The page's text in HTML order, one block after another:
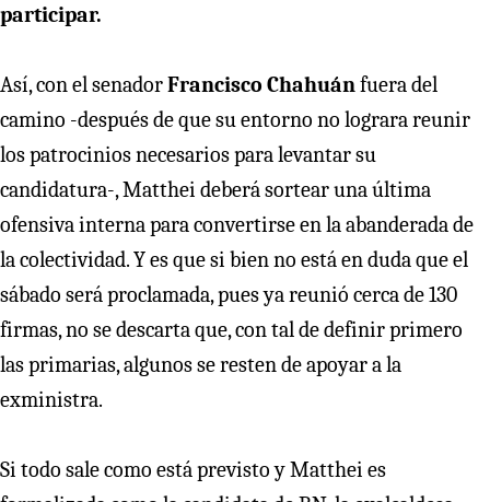
participar.
Así, con el senadorFrancisco Chahuánfuera del
camino -después de que su entorno no lograra reunir
los patrocinios necesarios para levantar su
candidatura-, Matthei deberá sortear una última
ofensiva interna para convertirse en la abanderada de
la colectividad. Y es que si bien no está en duda que el
sábado será proclamada, pues ya reunió cerca de 130
firmas, no se descarta que, con tal de definir primero
las primarias, algunos se resten de apoyar a la
exministra.
Si todo sale como está previsto y Matthei es